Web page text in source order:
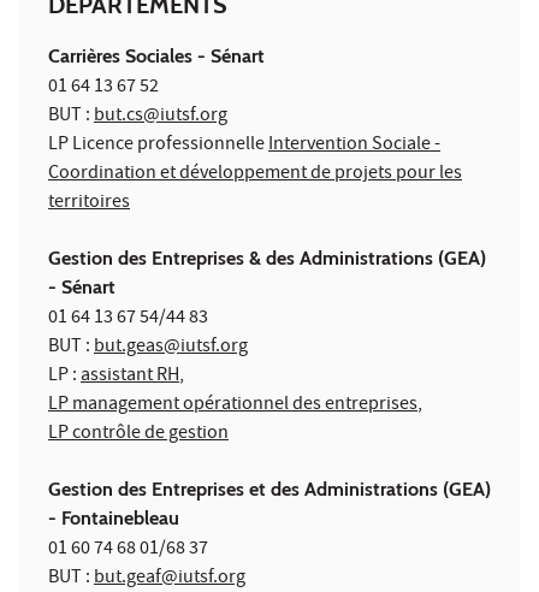
Carrières Sociales - Sénart
01 64 13 67 52
BUT :but.cs@iutsf.org
LP Licence professionnelleIntervention Sociale -
Coordination et développement de projets pour les
territoires
Gestion des Entreprises & des Administrations (GEA)
- Sénart
01 64 13 67 54/44 83
BUT :but.geas@iutsf.org
LP :assistant RH,
LP management opérationnel des entreprises,
LP contrôle de gestion
Gestion des Entreprises et des Administrations (GEA)
- Fontainebleau
01 60 74 68 01/68 37
BUT :but.geaf@iutsf.org